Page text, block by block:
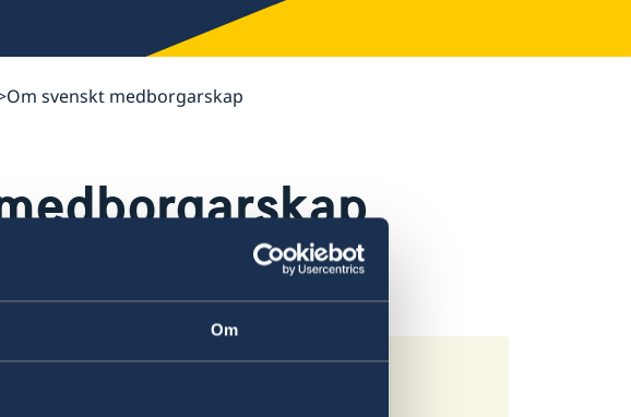
Om
Om svenskt medborgarskap